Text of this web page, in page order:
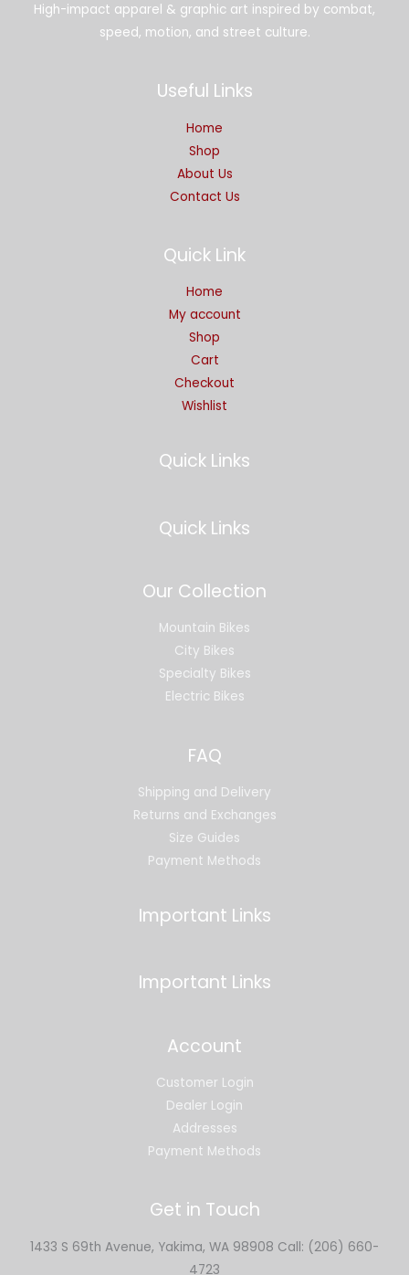
High-impact apparel & graphic art inspired by combat,
speed, motion, and street culture.
Useful Links
Home
Shop
About Us
Contact Us
Quick Link
Home
My account
Shop
Cart
Checkout
Wishlist
Quick Links
Quick Links
Our Collection
Mountain Bikes
City Bikes
Specialty Bikes
Electric Bikes
FAQ
Shipping and Delivery
Returns and Exchanges
Size Guides
Payment Methods
Important Links
Important Links
Account
Customer Login
Dealer Login
Addresses
Payment Methods
Get in Touch
1433 S 69th Avenue, Yakima, WA 98908 Call: (206) 660-
4723